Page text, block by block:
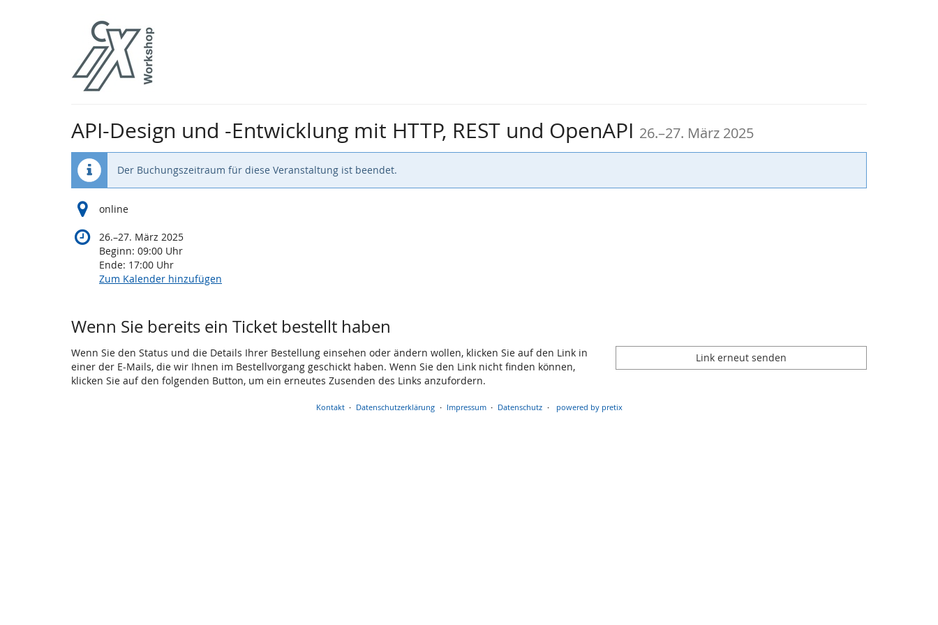
API-Design und -Entwicklung mit HTTP, REST und OpenAPI 26.–bis
27. März 2025
Der Buchungszeitraum für diese Veranstaltung ist beendet.
online
26.–bis
27. März 2025
Beginn: 09:00 Uhr
Ende: 17:00 Uhr
Zum Kalender hinzufügen
Wenn Sie bereits ein Ticket bestellt haben
Wenn Sie den Status und die Details Ihrer Bestellung einsehen oder ändern wollen, klicken Sie auf den Link in
einer der E-Mails, die wir Ihnen im Bestellvorgang geschickt haben. Wenn Sie den Link nicht finden können,
klicken Sie auf den folgenden Button, um ein erneutes Zusenden des Links anzufordern.
Link erneut senden
Kontakt Datenschutzerklärung Impressum Datenschutz powered by pretix